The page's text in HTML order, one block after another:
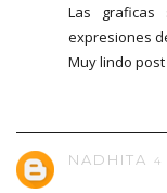
Las
expresiones
Muy lindo
NADHITA 4